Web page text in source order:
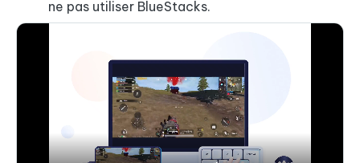
ne pas utiliser BlueStacks.